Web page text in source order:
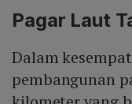
Pagar Laut
Dalam
pembangunan